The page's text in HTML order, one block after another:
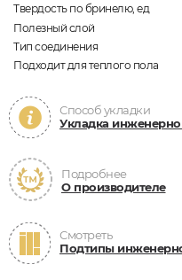
Твердость по бринелю, ед
Полезный слой
Тип соединения
Подходит для теплого пола
Способ укладки
Укладка
Подробнее
О производителе
Смотреть
Подтипы